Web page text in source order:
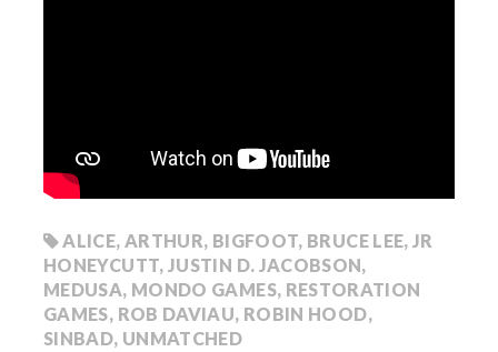
ALICE, ARTHUR, BIGFOOT, BRUCE LEE,JR
HONEYCUTT, JUSTIN D. JACOBSON,
MEDUSA, MONDO GAMES, RESTORATION
GAMES, ROB DAVIAU, ROBIN HOOD,
SINBAD, UNMATCHED